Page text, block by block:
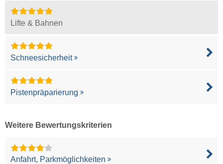
Lifte & Bahnen
Schneesicherheit
Pistenpräparierung
Weitere Bewertungskriterien
Anfahrt, Parkmöglichkeiten